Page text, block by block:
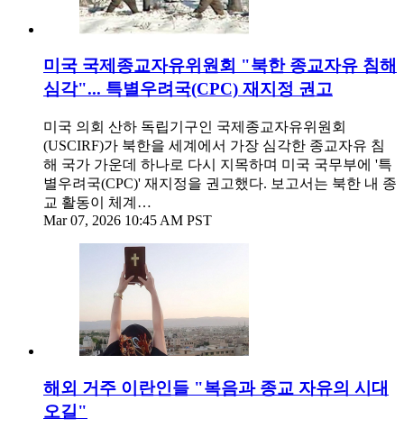
미국 국제종교자유위원회 "북한 종교자유 침해
심각"... 특별우려국(CPC) 재지정 권고
미국 의회 산하 독립기구인 국제종교자유위원회
(USCIRF)가 북한을 세계에서 가장 심각한 종교자유 침
해 국가 가운데 하나로 다시 지목하며 미국 국무부에 '특
별우려국(CPC)' 재지정을 권고했다. 보고서는 북한 내 종
교 활동이 체계…
Mar 07, 2026 10:45 AM PST
해외 거주 이란인들 "복음과 종교 자유의 시대
오길"